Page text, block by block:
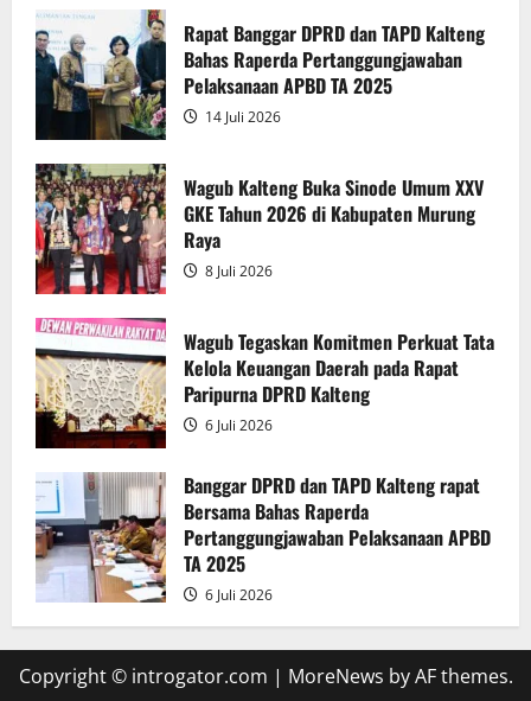
Rapur
Penyampaian
Pendapat
Akhir
Gubernur
atas
Persetujuan
Bersama
Raperda
Pertanggungjawaban
Pelaksanaan
APBD
2025
Rapat Banggar DPRD dan TAPD Kalteng
Bahas Raperda Pertanggungjawaban
Pelaksanaan APBD TA 2025
14 Juli 2026
Wagub Kalteng Buka Sinode Umum XXV
GKE Tahun 2026 di Kabupaten Murung
Raya
8 Juli 2026
Wagub Tegaskan Komitmen Perkuat Tata
Kelola Keuangan Daerah pada Rapat
Paripurna DPRD Kalteng
6 Juli 2026
Banggar DPRD dan TAPD Kalteng rapat
Bersama Bahas Raperda
Pertanggungjawaban Pelaksanaan APBD
TA 2025
6 Juli 2026
Copyright © introgator.com | MoreNews by AF themes.